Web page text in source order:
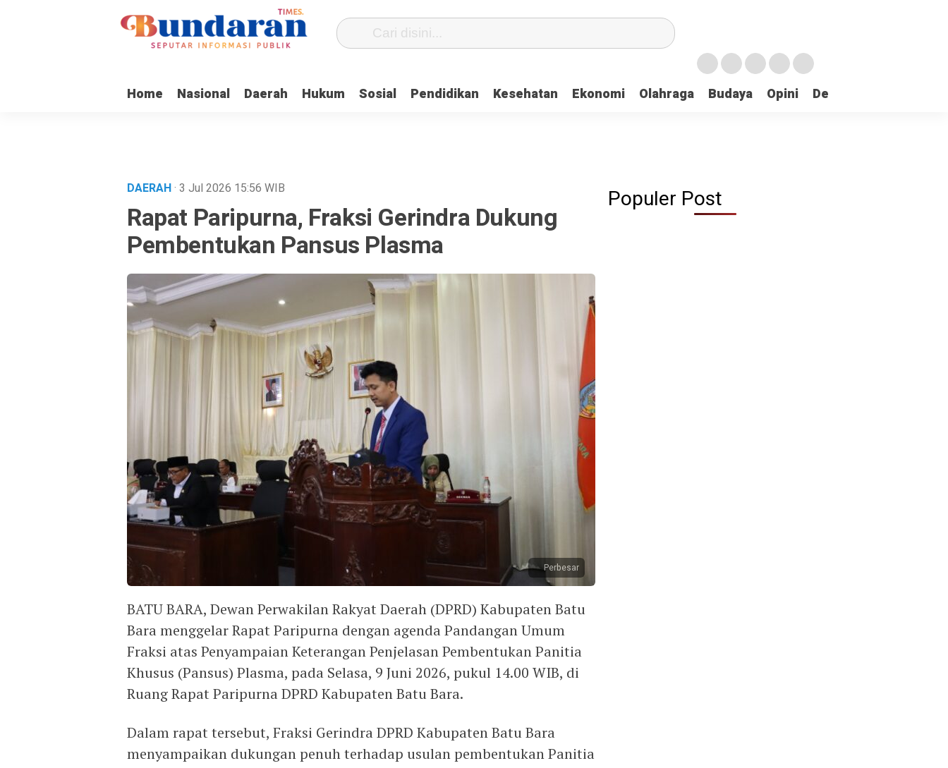
Home Nasional Daerah Hukum Sosial Pendidikan Kesehatan Ekonomi Olahraga Budaya Opini Demokrasi
DAERAH· 3 Jul 2026 15:56 WIB
Rapat Paripurna, Fraksi Gerindra Dukung
Pembentukan Pansus Plasma
Perbesar
BATU BARA, Dewan Perwakilan Rakyat Daerah (DPRD) Kabupaten Batu
Bara menggelar Rapat Paripurna dengan agenda Pandangan Umum
Fraksi atas Penyampaian Keterangan Penjelasan Pembentukan Panitia
Khusus (Pansus) Plasma, pada Selasa, 9 Juni 2026, pukul 14.00 WIB, di
Ruang Rapat Paripurna DPRD Kabupaten Batu Bara.
Dalam rapat tersebut, Fraksi Gerindra DPRD Kabupaten Batu Bara
menyampaikan dukungan penuh terhadap usulan pembentukan Panitia
Populer Post